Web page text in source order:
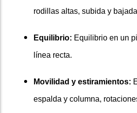
rodillas altas, subida y
Equilibrio: Equilibrio en un
línea recta.
Movilidad y estiramientos:
espalda y columna,